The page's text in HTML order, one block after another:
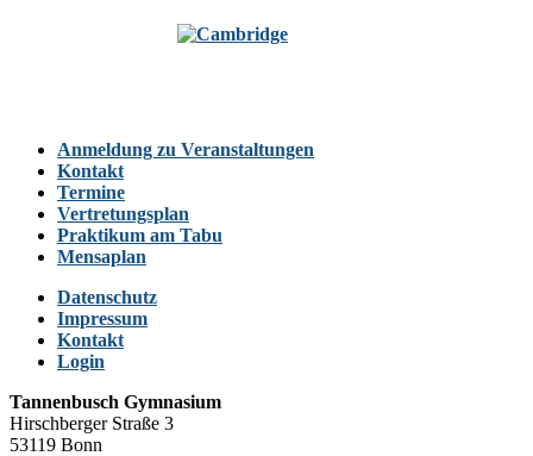
Anmeldung zu Veranstaltungen
Kontakt
Termine
Vertretungsplan
Praktikum am Tabu
Mensaplan
Datenschutz
Impressum
Kontakt
Login
Tannenbusch Gymnasium
Hirschberger Straße 3
53119 Bonn